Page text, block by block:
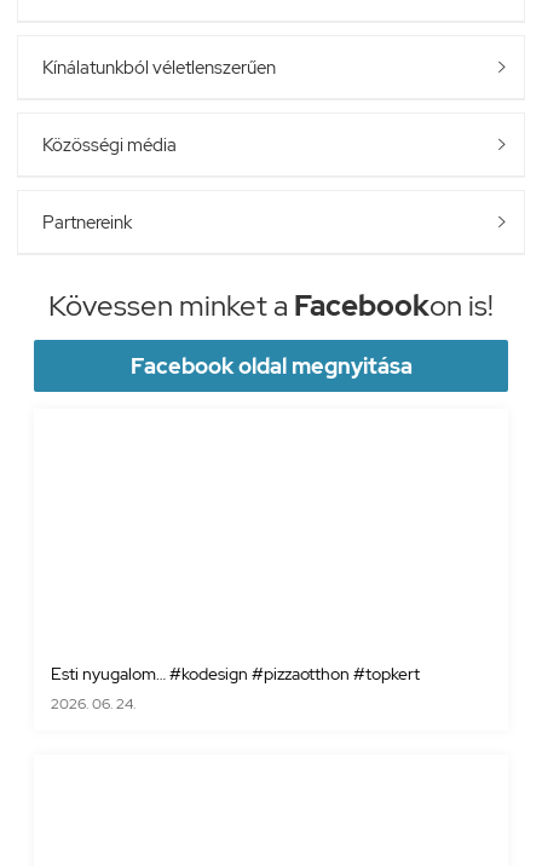
Kínálatunkból véletlenszerűen 
Közösségi média 
Partnereink 
Kövessen minket a Facebookon is!
Facebook oldal megnyitása
Esti nyugalom… #kodesign #pizzaotthon #topkert
2026. 06. 24.